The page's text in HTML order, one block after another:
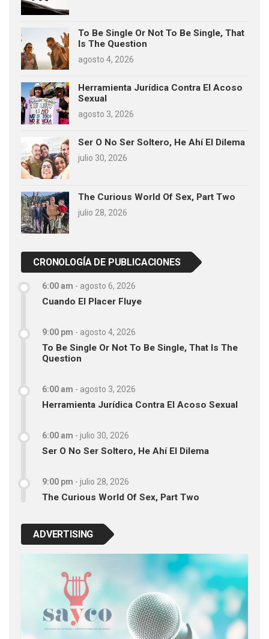
To Be Single Or Not To Be Single, That
Is The Question
agosto 4, 2026
Herramienta Jurídica Contra El Acoso
Sexual
agosto 3, 2026
Ser O No Ser Soltero, He Ahí El Dilema
julio 30, 2026
The Curious World Of Sex, Part Two
julio 28, 2026
CRONOLOGÍA DE PUBLICACIONES
6:00 am - agosto 6, 2026
Cuando El Placer Fluye
9:00 pm - agosto 4, 2026
To Be Single Or Not To Be Single, That Is The
Question
6:00 am - agosto 3, 2026
Herramienta Jurídica Contra El Acoso Sexual
6:00 am - julio 30, 2026
Ser O No Ser Soltero, He Ahí El Dilema
9:00 pm - julio 28, 2026
The Curious World Of Sex, Part Two
ADVERTISING